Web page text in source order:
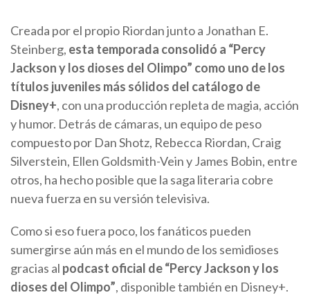
Creada por el propio Riordan junto a Jonathan E.
Steinberg, esta temporada consolidó a “Percy
Jackson y los dioses del Olimpo” como uno de los
títulos juveniles más sólidos del catálogo de
Disney+, con una producción repleta de magia, acción
y humor. Detrás de cámaras, un equipo de peso
compuesto por Dan Shotz, Rebecca Riordan, Craig
Silverstein, Ellen Goldsmith-Vein y James Bobin, entre
otros, ha hecho posible que la saga literaria cobre
nueva fuerza en su versión televisiva.
Como si eso fuera poco, los fanáticos pueden
sumergirse aún más en el mundo de los semidioses
gracias al podcast oficial de “Percy Jackson y los
dioses del Olimpo”, disponible también en Disney+.